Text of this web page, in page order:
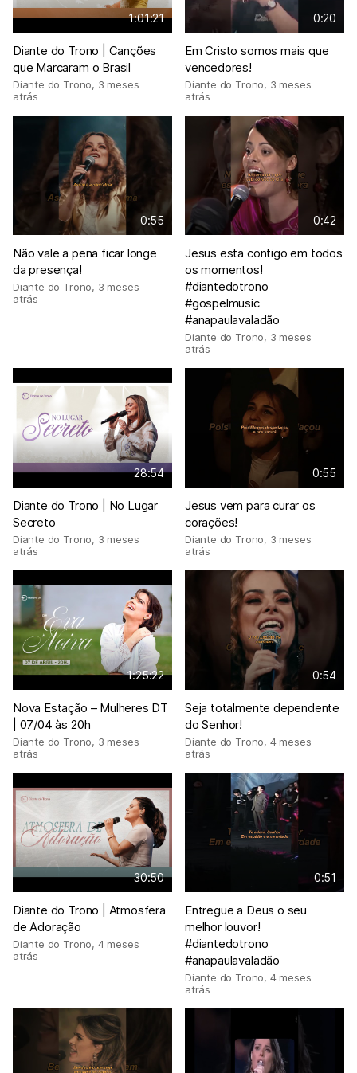
1:01:21
Diante do Trono | Canções
que Marcaram o Brasil
Diante do Trono, 3 meses
atrás
0:20
Em Cristo somos mais que
vencedores!
Diante do Trono, 3 meses
atrás
0:55
Não vale a pena ficar longe
da presença!
Diante do Trono, 3 meses
atrás
0:42
Jesus esta contigo em todos
os momentos!
#diantedotrono
#gospelmusic
#anapaulavaladão
Diante do Trono, 3 meses
atrás
28:54
Diante do Trono | No Lugar
Secreto
Diante do Trono, 3 meses
atrás
0:55
Jesus vem para curar os
corações!
Diante do Trono, 3 meses
atrás
1:25:22
Nova Estação – Mulheres DT
| 07/04 às 20h
Diante do Trono, 3 meses
atrás
0:54
Seja totalmente dependente
do Senhor!
Diante do Trono, 4 meses
atrás
30:50
Diante do Trono | Atmosfera
de Adoração
Diante do Trono, 4 meses
atrás
0:51
Entregue a Deus o seu
melhor louvor!
#diantedotrono
#anapaulavaladão
Diante do Trono, 4 meses
atrás